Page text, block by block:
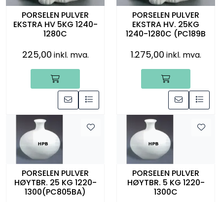
PORSELEN PULVER
EKSTRA HV 5KG 1240-
1280C
225,00 inkl. mva.
PORSELEN PULVER
EKSTRA HV. 25KG
1240-1280C (PC189B
1.275,00 inkl. mva.
PORSELEN PULVER
HØYTBR. 25 KG 1220-
1300(PC805BA)
PORSELEN PULVER
HØYTBR. 5 KG 1220-
1300C